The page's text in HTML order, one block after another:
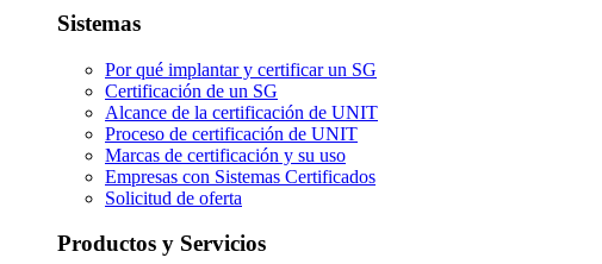
Sistemas
Por qué implantar y certificar un SG
Certificación de un SG
Alcance de la certificación de UNIT
Proceso de certificación de UNIT
Marcas de certificación y su uso
Empresas con Sistemas Certificados
Solicitud de oferta
Productos y Servicios